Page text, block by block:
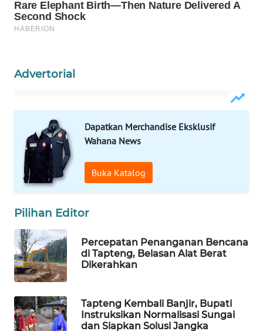
Advertorial
Dapatkan Merchandise Eksklusif
Wahana News
Buka Katalog
Pilihan Editor
Percepatan Penanganan Bencana
di Tapteng, Belasan Alat Berat
Dikerahkan
Tapteng Kembali Banjir, Bupati
Instruksikan Normalisasi Sungai
dan Siapkan Solusi Jangka
MASYARAKAT
KELISTRIKAN
ID
ID
MARTABAT
NET
PLN
MKLI
LPKKI
LKKI
KOPEKLIN